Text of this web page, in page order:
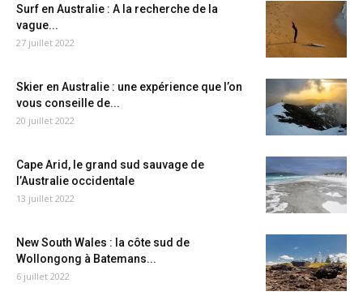
Surf en Australie : A la recherche de la
vague...
27 juillet 2022
Skier en Australie : une expérience que l’on
vous conseille de...
20 juillet 2022
Cape Arid, le grand sud sauvage de
l’Australie occidentale
13 juillet 2022
New South Wales : la côte sud de
Wollongong à Batemans...
6 juillet 2022